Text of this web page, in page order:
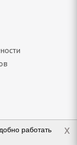
работать
x